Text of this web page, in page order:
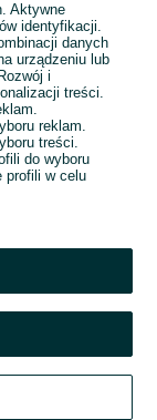
Aktywne
identyfikacji.
danych
urządzeniu lub
i
treści.
reklam.
treści.
do wyboru
profili w celu